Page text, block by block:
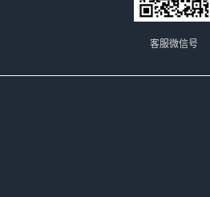
客服微信号